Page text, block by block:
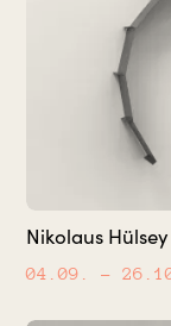
Nikolaus
04.09. –